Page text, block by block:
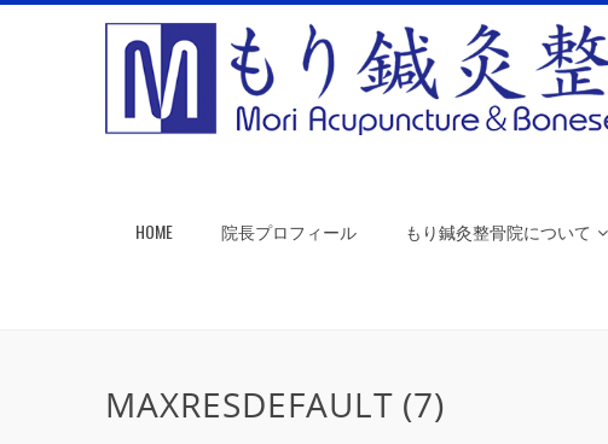
HOME 院長プロフィール もり鍼灸整骨院について
MAXRESDEFAULT (7)